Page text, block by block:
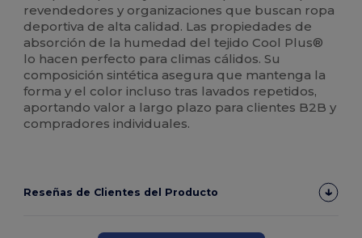
revendedores y organizaciones que buscan ropa
deportiva de alta calidad. Las propiedades de
absorción de la humedad del tejido Cool Plus®
lo hacen perfecto para climas cálidos. Su
composición sintética asegura que mantenga la
forma y el color incluso tras lavados repetidos,
aportando valor a largo plazo para clientes B2B y
compradores individuales.
Reseñas de Clientes del Producto